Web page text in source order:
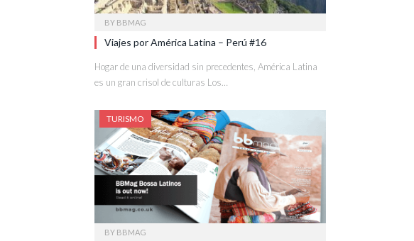
BY BBMAG
Viajes por América Latina – Perú #16
Hogar de una diversidad sin precedentes, América Latina
es un gran crisol de culturas Los…
TURISMO
BY BBMAG